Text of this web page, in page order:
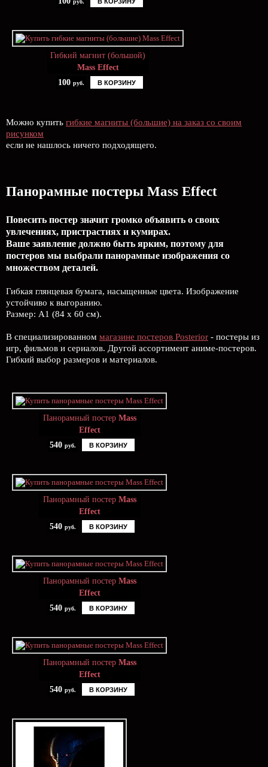
руб.
Гибкий магнит (большой)
Mass Effect
100 руб. В КОРЗИНУ
Можно купить гибкие магниты (большие) на заказ со своим
рисунком
если не нашлось ничего подходящего.
Панорамные постеры Mass Effect
Повесить постер значит громко объявить о своих
увлечениях, пристрастиях и кумирах.
Ваше заявление должно быть ярким, поэтому для
постеров мы выбрали панорамные изображения со
множеством деталей.
Гибкая глянцевая бумага, насыщенные цвета. Изображение
устойчиво к выгоранию.
Размер: А1 (84 х 60 см).
В специализированном магазине постеров Posterior - постеры из
игр, фильмов и сериалов. Другой ассортимент аниме-постеров.
Гибкий выбор размеров и материалов.
Панорамный постер Mass
Effect
540 руб. В КОРЗИНУ
Панорамный постер Mass
Effect
540 руб. В КОРЗИНУ
Панорамный постер Mass
Effect
540 руб. В КОРЗИНУ
Панорамный постер Mass
Effect
540 руб. В КОРЗИНУ